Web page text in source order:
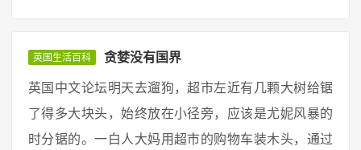
英国生活百科 贪婪没有国界
英国中文论坛明天去遛狗，超市左近有几颗大树给锯
了得多大块头，始终放在小径旁，应该是尤妮风暴的
时分锯的。一白人大妈用超市的购物车装木头，通过